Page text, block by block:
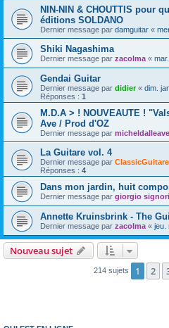
NIN-NIN & CHOUTTIS pour
éditions SOLDANO
Dernier message par damguitar «
Shiki Nagashima
Dernier message par zacolma «
Gendai Guitar
Dernier message par didier« dim.
Réponses : 1
M.D.A > ! NOUVEAUTE !
Ave / Prod d'OZ
Dernier message par micheldalleave
La Guitare vol. 4
Dernier message par ClassicGuitare
Réponses : 4
Dans mon jardin, huit
Dernier message par giorgio
Annette Kruinsbrink - The
Dernier message par zacolma « jeu.
Nouveau sujet
214 sujets 1 2